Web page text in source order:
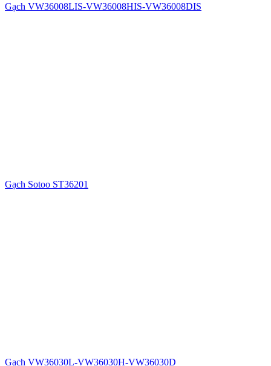
Gạch VW36008LIS-VW36008HIS-VW36008DIS
Gạch Sotoo ST36201
Gạch VW36030L-VW36030H-VW36030D